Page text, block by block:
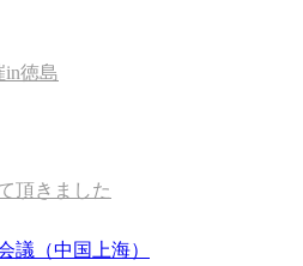
in徳島
頂きました